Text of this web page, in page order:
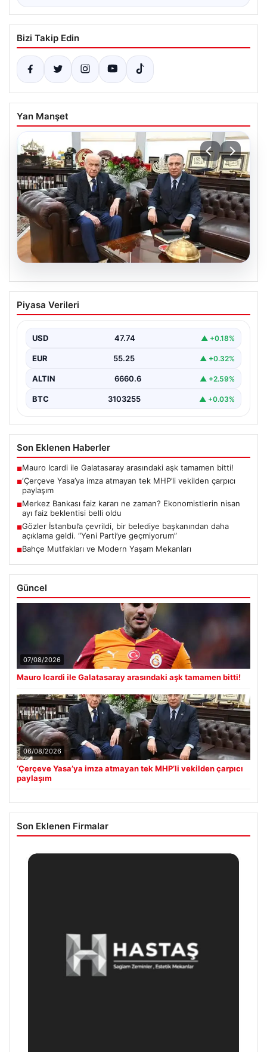
Bizi Takip Edin
Yan Manşet
06.08.2026
‘Çerçeve Yasa’ya imza atmayan tek
MHP’li vekilden çarpıcı paylaşım
Piyasa Verileri
USD 47.74 ▲ +0.18%
EUR 55.25 ▲ +0.32%
ALTIN 6660.6 ▲ +2.59%
BTC 3103255 ▲ +0.03%
Son Eklenen Haberler
■Mauro Icardi ile Galatasaray arasındaki aşk tamamen bitti!
■‘Çerçeve Yasa’ya imza atmayan tek MHP’li vekilden çarpıcı
paylaşım
■Merkez Bankası faiz kararı ne zaman? Ekonomistlerin nisan
ayı faiz beklentisi belli oldu
■Gözler İstanbul’a çevrildi, bir belediye başkanından daha
açıklama geldi. “Yeni Parti’ye geçmiyorum”
■Bahçe Mutfakları ve Modern Yaşam Mekanları
Güncel
07/08/2026
Mauro Icardi ile Galatasaray arasındaki aşk tamamen bitti!
06/08/2026
‘Çerçeve Yasa’ya imza atmayan tek MHP’li vekilden çarpıcı
paylaşım
Son Eklenen Firmalar